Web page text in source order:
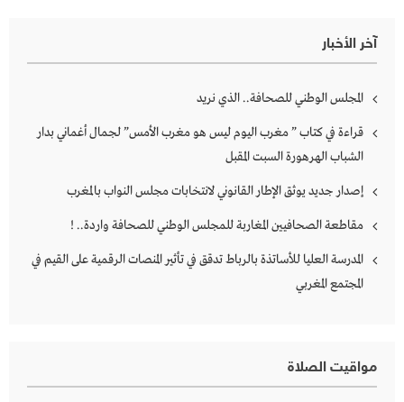
آخر الأخبار
المجلس الوطني للصحافة.. الذي نريد
قراءة في كتاب ” مغرب اليوم ليس هو مغرب الأمس” لجمال أغماني بدار
الشباب الهرهورة السبت المقبل
إصدار جديد يوثق الإطار القانوني لانتخابات مجلس النواب بالمغرب
مقاطعة الصحافيين المغاربة للمجلس الوطني للصحافة واردة.. !
المدرسة العليا للأساتذة بالرباط تدقق في تأثير المنصات الرقمية على القيم في
المجتمع المغربي
مواقيت الصلاة